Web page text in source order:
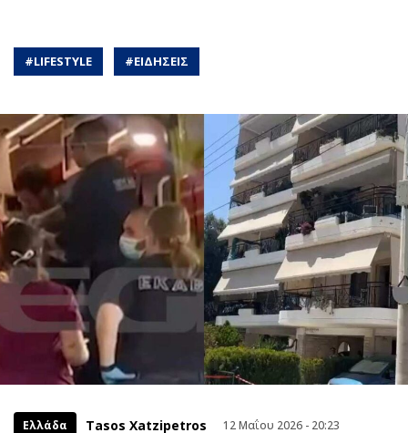
#LIFESTYLE #ΕΙΔΗΣΕΙΣ
Ελλάδα Tasos Xatzipetros 12 Μαΐου 2026 - 20:23